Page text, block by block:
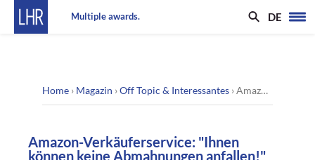
Multiple awards. DE
Home › Magazin ›Off Topic & Interessantes ›Amazon-Verkäuferservice: "Ihnen können keine Abmahnungen anfallen!"
Amazon-Verkäuferservice: "Ihnen
können keine Abmahnungen anfallen!"